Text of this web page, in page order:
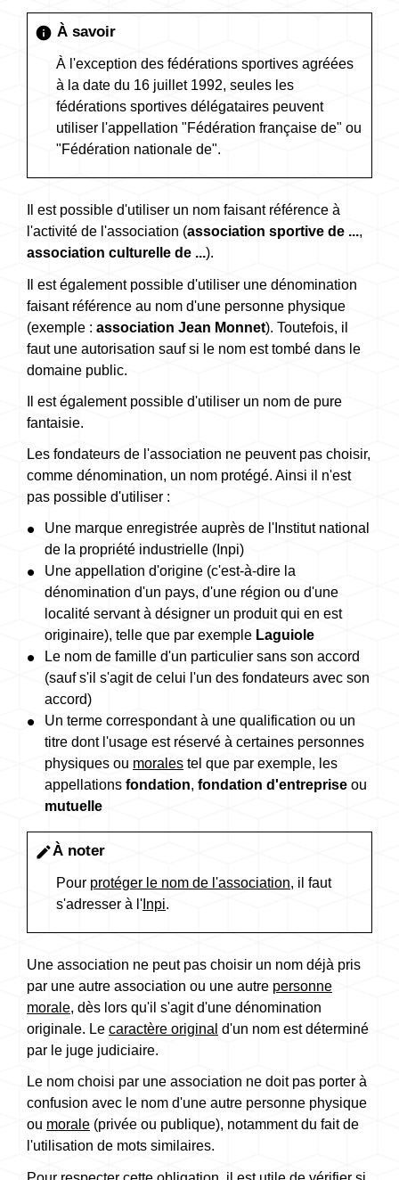
info À savoir
À l'exception des fédérations sportives agréées
à la date du 16 juillet 1992, seules les
fédérations sportives délégataires peuvent
utiliser l'appellation "Fédération française de" ou
"Fédération nationale de".
Il est possible d'utiliser un nom faisant référence à
l'activité de l'association (association sportive de ...,
association culturelle de ...).
Il est également possible d'utiliser une dénomination
faisant référence au nom d'une personne physique
(exemple : association Jean Monnet). Toutefois, il
faut une autorisation sauf si le nom est tombé dans le
domaine public.
Il est également possible d'utiliser un nom de pure
fantaisie.
Les fondateurs de l'association ne peuvent pas choisir,
comme dénomination, un nom protégé. Ainsi il n'est
pas possible d'utiliser :
Une marque enregistrée auprès de l'Institut national
de la propriété industrielle (Inpi)
Une appellation d'origine (c'est-à-dire la
dénomination d'un pays, d'une région ou d'une
localité servant à désigner un produit qui en est
originaire), telle que par exemple Laguiole
Le nom de famille d'un particulier sans son accord
(sauf s'il s'agit de celui l'un des fondateurs avec son
accord)
Un terme correspondant à une qualification ou un
titre dont l'usage est réservé à certaines personnes
physiques ou morales tel que par exemple, les
appellations fondation, fondation d'entreprise ou
mutuelle
editÀ noter
Pour protéger le nom de l'association, il faut
s'adresser à l' Inpi.
Une association ne peut pas choisir un nom déjà pris
par une autre association ou une autre personne
morale, dès lors qu'il s'agit d'une dénomination
originale. Le caractère original d'un nom est déterminé
par le juge judiciaire.
Le nom choisi par une association ne doit pas porter à
confusion avec le nom d'une autre personne physique
ou morale (privée ou publique), notamment du fait de
l'utilisation de mots similaires.